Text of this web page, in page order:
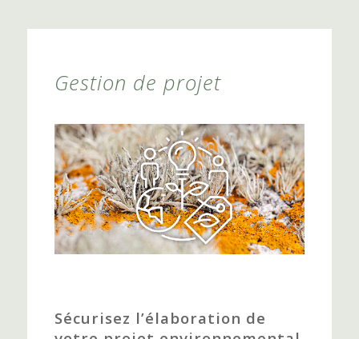
Gestion de projet
Sécurisez l’élaboration de